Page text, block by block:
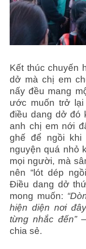
Kết thúc chuyến
dở mà chị em
nấy đều mang
ước muốn trở
điều dang dở đó
anh chị em nới
ghế để ngồi
nguyện quá nhỏ
mọi người, mà
nên “lót dép
Điều dang dở
mong muốn:
hiện diện nơi
từng nhắc đến”
chia sẻ.